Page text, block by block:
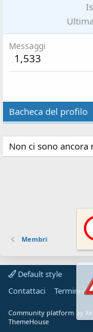
Messaggi
1,533
Bacheca del profilo
Non ci sono
Membri
Default style
Contattaci
Termini
Community platform by
ThemeHouse